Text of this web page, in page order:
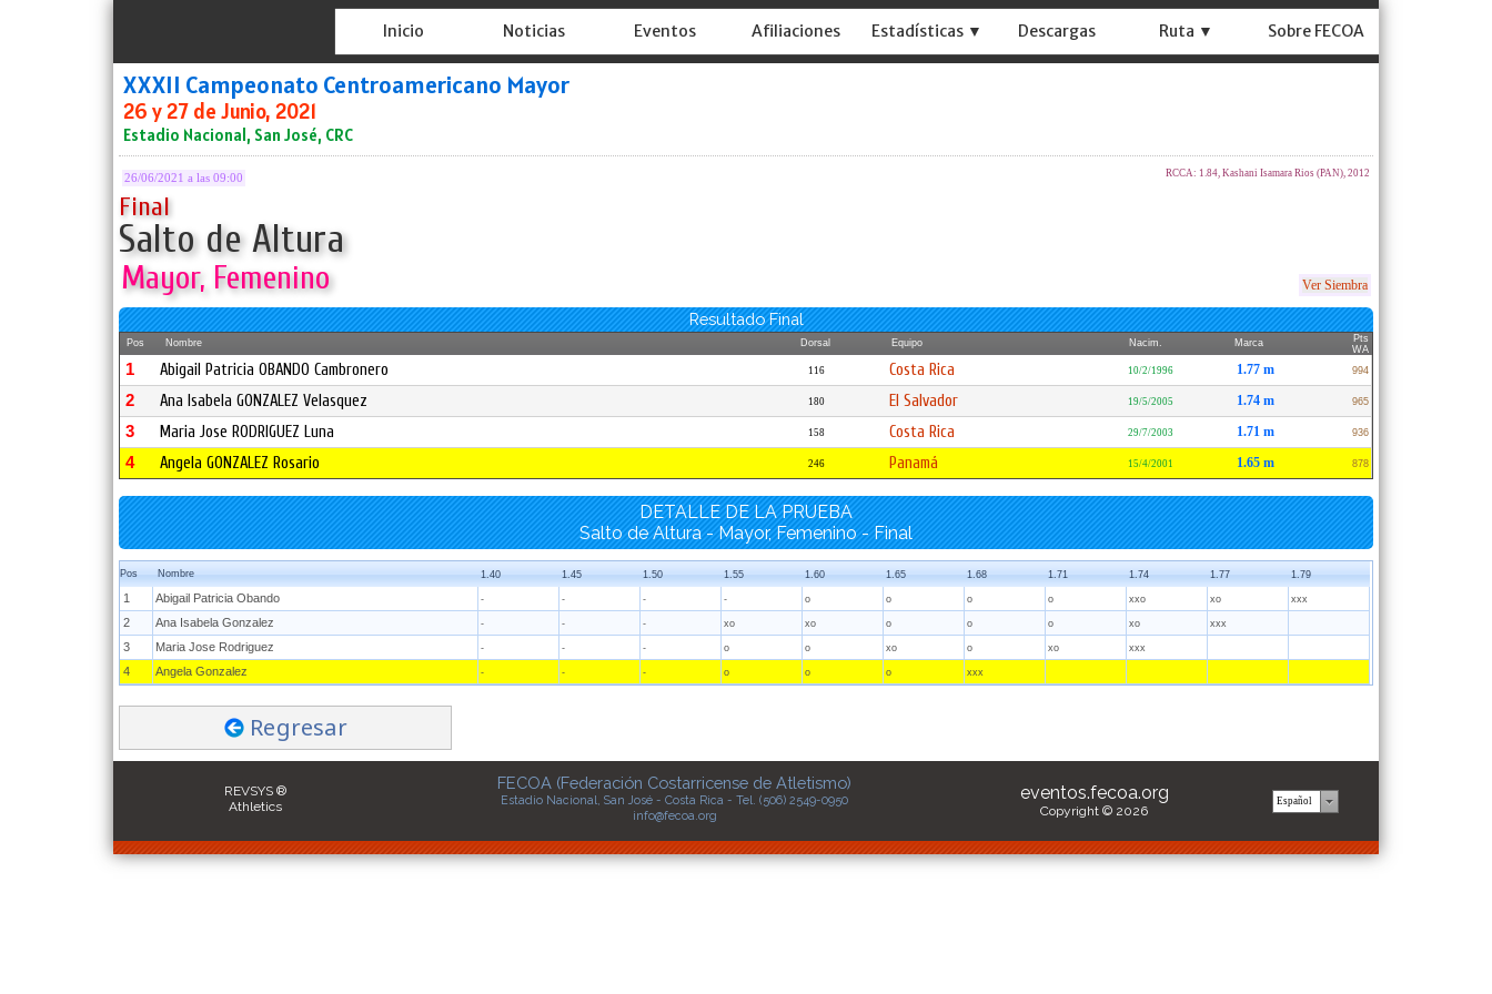
Inicio Noticias Eventos Afiliaciones Estadísticas ▼ Descargas Ruta ▼ Sobre FECOA
XXXII Campeonato Centroamericano Mayor
26 y 27 de Junio, 2021
Estadio Nacional, San José, CRC
26/06/2021 a las 09:00 RCCA: 1.84, Kashani Isamara Rios (PAN), 2012
Final
Salto de Altura
Mayor, Femenino Ver Siembra
Resultado Final
Pos Nombre Dorsal Equipo Nacim. Marca
Pts
WA
1 Abigail Patricia OBANDO Cambronero 116 Costa Rica 10/2/1996 1.77 m 994
2 Ana Isabela GONZALEZ Velasquez 180 El Salvador 19/5/2005 1.74 m 965
3 Maria Jose RODRIGUEZ Luna 158 Costa Rica 29/7/2003 1.71 m 936
4 Angela GONZALEZ Rosario 246 Panamá 15/4/2001 1.65 m 878
DETALLE DE LA PRUEBA
Salto de Altura - Mayor, Femenino - Final
Pos Nombre 1.40 1.45 1.50 1.55 1.60 1.65 1.68 1.71 1.74 1.77 1.79
1 Abigail Patricia Obando - - - - o o o o xxo xo xxx
2 Ana Isabela Gonzalez - - - xo xo o o o xo xxx
3 Maria Jose Rodriguez - - - o o xo o xo xxx
4 Angela Gonzalez - - - o o o xxx
Regresar
REVSYS ®
Athletics
FECOA (Federación Costarricense de Atletismo)
Estadio Nacional, San José - Costa Rica - Tel. (506) 2549-0950
info@fecoa.org
eventos.fecoa.org
Copyright © 2026